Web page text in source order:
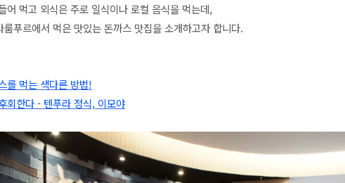
어 먹고 외식은 주로 일식이나 로컬 음식을 먹는데,
룸푸르에서 먹은 맛있는 돈까스 맛집을 소개하고자 합니다.
를 먹는 색다른 방법!
회한다 - 텐푸라 정식, 이모야